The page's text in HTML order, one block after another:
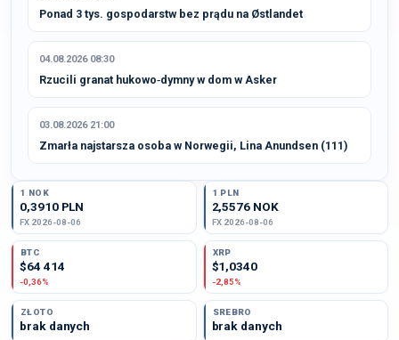
Ponad 3 tys. gospodarstw bez prądu na Østlandet
04.08.2026 08:30
Rzucili granat hukowo‑dymny w dom w Asker
03.08.2026 21:00
Zmarła najstarsza osoba w Norwegii, Lina Anundsen (111)
1 NOK
0,3910 PLN
FX 2026-08-06
1 PLN
2,5576 NOK
FX 2026-08-06
BTC
$64 414
-0,36%
XRP
$1,0340
-2,85%
ZŁOTO
brak danych
SREBRO
brak danych